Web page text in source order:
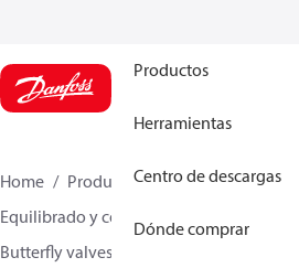
Productos
Herramientas
Centro de descargas
Dónde comprar
Home Productos
Climate Solutions
Equilibrado y control hidrónicos
Butterfly valves